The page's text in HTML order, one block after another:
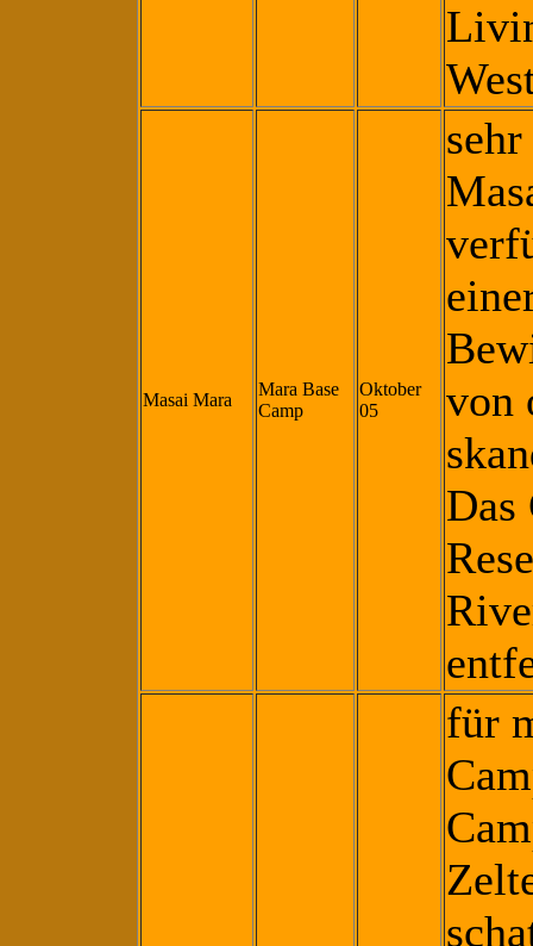
Masai Mara
Mara Base
Camp
Oktober
05
von
Das
für